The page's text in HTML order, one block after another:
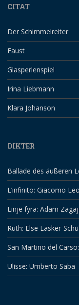
CITAT
Der Schimmelreiter
Faust
Glasperlenspiel
Irina Liebmann
Klara Johanson
DIKTER
Ballade des äußeren
L’infinito: Giacomo
Linje fyra: Adam
Ruth: Else Lasker-
San Martino del
Ulisse: Umberto Saba